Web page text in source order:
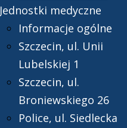
Jednostki medyczne
Informacje ogólne
Szczecin, ul. Unii
Lubelskiej 1
Szczecin, ul.
Broniewskiego 26
Police, ul. Siedlecka